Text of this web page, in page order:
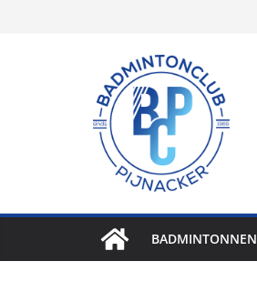
BADMINTONNEN